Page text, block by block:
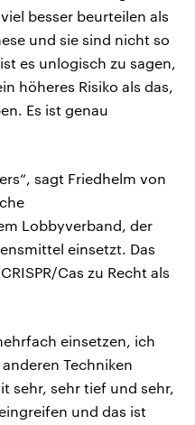
besser beurteilen als
und sie sind nicht so
es unlogisch zu sagen,
höheres Risiko als das,
Es ist genau
sagt Friedhelm von
Lobbyverband, der
einsetzt. Das
Cas zu Recht als
einsetzen, ich
Techniken
sehr, sehr tief und sehr,
und das ist